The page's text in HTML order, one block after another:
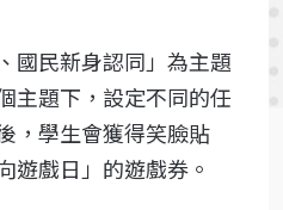
國民新身認同」為主題
主題下，設定不同的任
，學生會獲得笑臉貼
遊戲日」的遊戲券。